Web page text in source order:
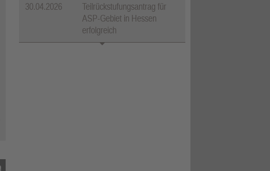
30.04.2026
Teilrückstufungsantrag für
ASP-Gebiet in Hessen
erfolgreich